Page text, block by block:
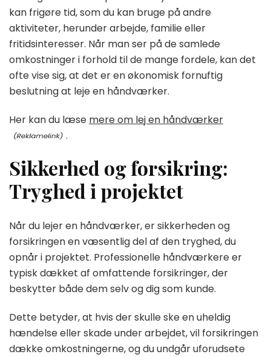
kan frigøre tid, som du kan bruge på andre
aktiviteter, herunder arbejde, familie eller
fritidsinteresser. Når man ser på de samlede
omkostninger i forhold til de mange fordele, kan det
ofte vise sig, at det er en økonomisk fornuftig
beslutning at leje en håndværker.
Her kan du læse mere om lej en håndværker
.
Sikkerhed og forsikring:
Tryghed i projektet
Når du lejer en håndværker, er sikkerheden og
forsikringen en væsentlig del af den tryghed, du
opnår i projektet. Professionelle håndværkere er
typisk dækket af omfattende forsikringer, der
beskytter både dem selv og dig som kunde.
Dette betyder, at hvis der skulle ske en uheldig
hændelse eller skade under arbejdet, vil forsikringen
dække omkostningerne, og du undgår uforudsete